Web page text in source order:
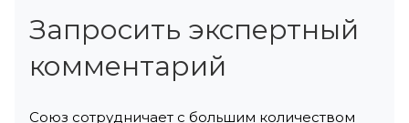
Запросить экспертный
комментарий
Союз сотрудничает с большим количеством